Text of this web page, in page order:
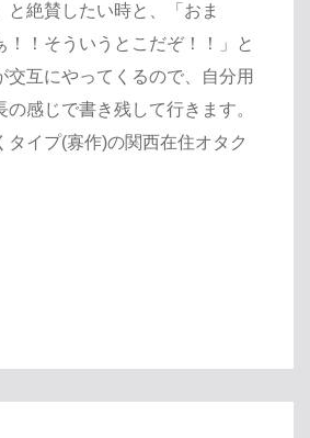
と絶賛したい時と、「おま
！！そういうとこだぞ！！」と
交互にやってくるので、自分用
感じで書き残して行きます。
タイプ(寡作)の関西在住オタク